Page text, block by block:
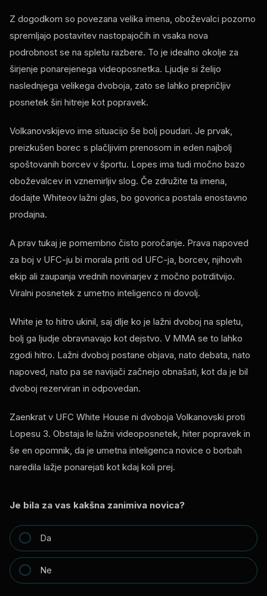
Z dogodkom so povezana velika imena, oboževalci pozorno
spremljajo postavitev nastopajočih in vsaka nova
podrobnost se na spletu razbere. To je idealno okolje za
širjenje ponarejenega videoposnetka. Ljudje si želijo
naslednjega velikega dvoboja, zato se lahko prepričljiv
posnetek širi hitreje kot popravek.
Volkanovskijevo ime situacijo še bolj poudari. Je prvak,
preizkušen borec s plačljivim prenosom in eden najbolj
spoštovanih borcev v športu. Lopes ima tudi močno bazo
oboževalcev in vznemirljiv slog. Če združite ta imena,
dodajte Whiteov lažni glas, bo govorica postala enostavno
prodajna.
A prav tukaj je pomembno čisto poročanje. Prava napoved
za boj v UFC-ju bi morala priti od UFC-ja, borcev, njihovih
ekip ali zaupanja vrednih novinarjev z močno potrditvijo.
Viralni posnetek z umetno inteligenco ni dovolj.
White je to hitro ukinil, saj dlje ko je lažni dvoboj na spletu,
bolj ga ljudje obravnavajo kot dejstvo. V MMA se to lahko
zgodi hitro. Lažni dvoboj postane objava, nato debata, nato
napoved, nato pa se navijači začnejo obnašati, kot da je bil
dvoboj rezerviran in odpovedan.
Zaenkrat v UFC White House ni dvoboja Volkanovski proti
Lopesu 3. Obstaja le lažni videoposnetek, hiter popravek in
še en opomnik, da je umetna inteligenca novice o borbah
naredila lažje ponarejati kot kdaj koli prej.
Je bila za vas kakšna zanimiva novica?
Da
Ne